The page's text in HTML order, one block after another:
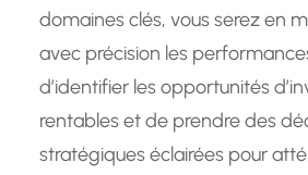
domaines clés, vous serez en
avec précision les
d’identifier les opportunités
rentables et de prendre des
stratégiques éclairées pour